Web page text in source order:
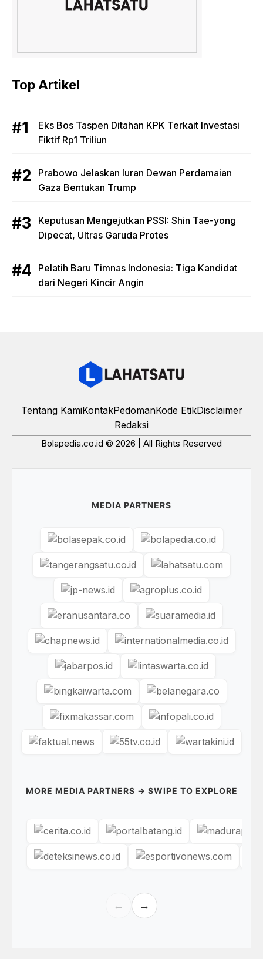
Top Artikel
Eks Bos Taspen Ditahan KPK Terkait Investasi
Fiktif Rp1 Triliun
Prabowo Jelaskan Iuran Dewan Perdamaian
Gaza Bentukan Trump
Keputusan Mengejutkan PSSI: Shin Tae-yong
Dipecat, Ultras Garuda Protes
Pelatih Baru Timnas Indonesia: Tiga Kandidat
dari Negeri Kincir Angin
Tentang KamiKontakPedomanKode EtikDisclaimer
Redaksi
Bolapedia.co.id © 2026 | All Rights Reserved
MEDIA PARTNERS
MORE MEDIA PARTNERS → SWIPE TO EXPLORE
← →